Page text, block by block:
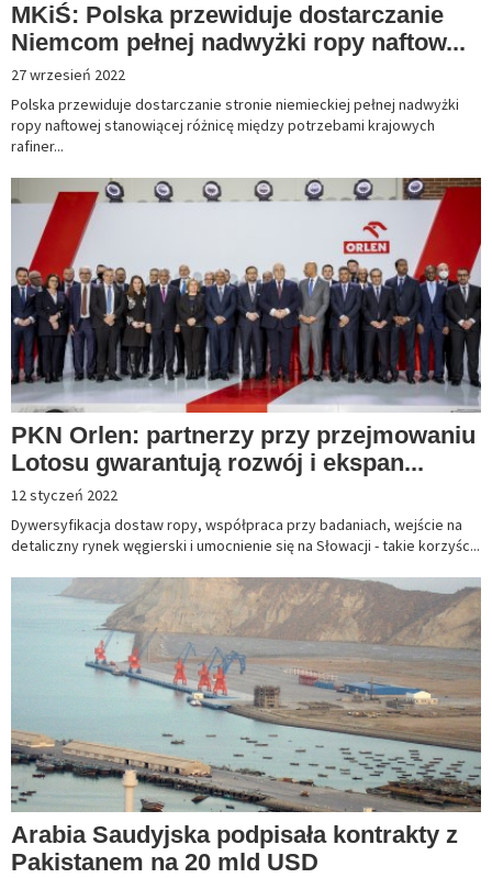
MKiŚ: Polska przewiduje dostarczanie
Niemcom pełnej nadwyżki ropy naftow...
27 wrzesień 2022
Polska przewiduje dostarczanie stronie niemieckiej pełnej nadwyżki
ropy naftowej stanowiącej różnicę między potrzebami krajowych
rafiner...
PKN Orlen: partnerzy przy przejmowaniu
Lotosu gwarantują rozwój i ekspan...
12 styczeń 2022
Dywersyfikacja dostaw ropy, współpraca przy badaniach, wejście na
detaliczny rynek węgierski i umocnienie się na Słowacji - takie korzyśc...
Arabia Saudyjska podpisała kontrakty z
Pakistanem na 20 mld USD